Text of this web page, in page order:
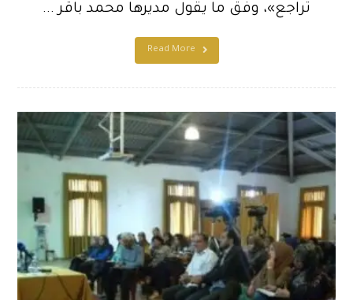
تراجع»، وفق ما يقول مديرها محمد باقر ...
Read More